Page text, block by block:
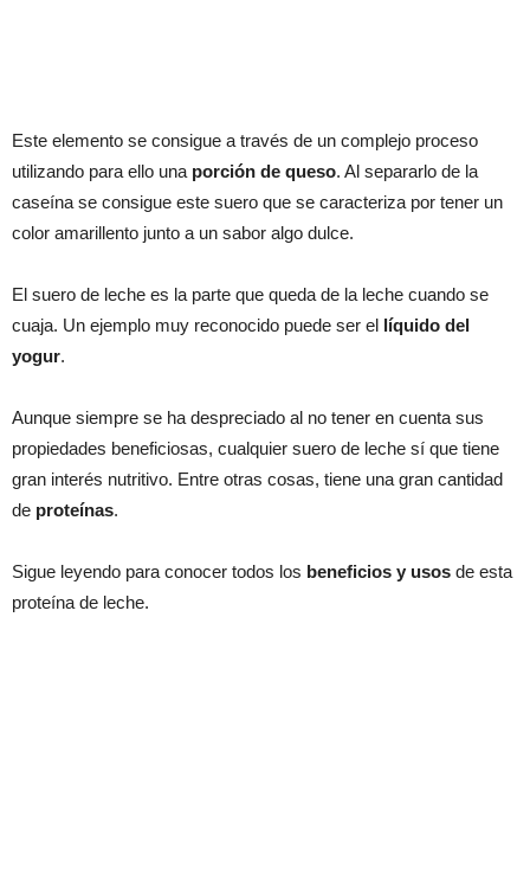
Este elemento se consigue a través de un complejo proceso
utilizando para ello una porción de queso. Al separarlo de la
caseína se consigue este suero que se caracteriza por tener un
color amarillento junto a un sabor algo dulce.
El suero de leche es la parte que queda de la leche cuando se
cuaja. Un ejemplo muy reconocido puede ser el líquido del
yogur.
Aunque siempre se ha despreciado al no tener en cuenta sus
propiedades beneficiosas, cualquier suero de leche sí que tiene
gran interés nutritivo. Entre otras cosas, tiene una gran cantidad
de proteínas.
Sigue leyendo para conocer todos los beneficios y usos de esta
proteína de leche.